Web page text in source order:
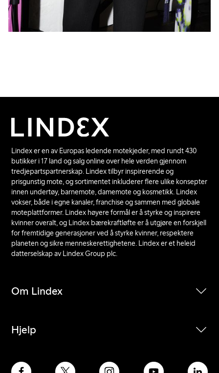
Lindex er en av Europas ledende motekjeder, med rundt 430
butikker i 17 land og salg online over hele verden gjennom
tredjepartspartnerskap. Lindex tilbyr inspirerende og
prisgunstig mote, og sortimentet inkluderer flere ulike konsepter
innen undertøy, barnemote, damemote og kosmetikk. Lindex
vokser, både i egne kanaler, franchise og sammen med globale
moteplattformer. Lindex høyere formål er å styrke og inspirere
kvinner overalt, og Lindex bærekraftløfte er å utgjøre en forskjell
for fremtidige generasjoner ved å styrke kvinner, respektere
planeten og sikre menneskerettighetene. Lindex er et heleid
datterselskap av Lindex Group plc.
Om Lindex
Hjelp